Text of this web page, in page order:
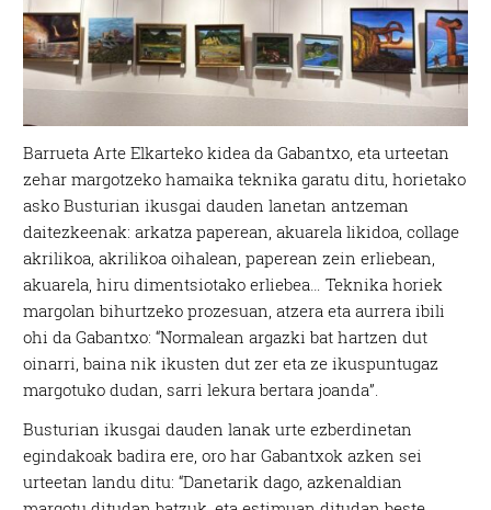
Barrueta Arte Elkarteko kidea da Gabantxo, eta urteetan
zehar margotzeko hamaika teknika garatu ditu, horietako
asko Busturian ikusgai dauden lanetan antzeman
daitezkeenak: arkatza paperean, akuarela likidoa, collage
akrilikoa, akrilikoa oihalean, paperean zein erliebean,
akuarela, hiru dimentsiotako erliebea… Teknika horiek
margolan bihurtzeko prozesuan, atzera eta aurrera ibili
ohi da Gabantxo: “Normalean argazki bat hartzen dut
oinarri, baina nik ikusten dut zer eta ze ikuspuntugaz
margotuko dudan, sarri lekura bertara joanda”.
Busturian ikusgai dauden lanak urte ezberdinetan
egindakoak badira ere, oro har Gabantxok azken sei
urteetan landu ditu: “Danetarik dago, azkenaldian